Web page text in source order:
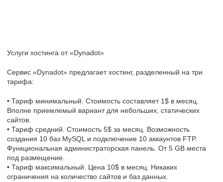
Услуги хостинга от «Dynadot»
Сервис «Dynadot» предлагает хостинг, разделенный на три
тарифа:
• Тариф минимальный. Стоимость составляет 1$ в месяц.
Вполне приемлемый вариант для небольших, статических
сайтов.
• Тариф средний. Стоимость 5$ за месяц. Возможность
создания 10 баз MySQL и подключение 10 аккаунтов FTP.
Функциональная администраторская панель. От 5 GB места
под размещение.
• Тариф максимальный. Цена 10$ в месяц. Никаких
ограничения на количество сайтов и баз данных.